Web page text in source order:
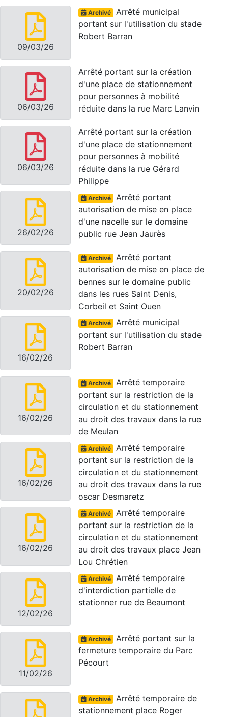
09/03/26
Archivé Arrêté municipal
portant sur l'utilisation du stade
Robert Barran
06/03/26
Arrêté portant sur la création
d'une place de stationnement
pour personnes à mobilité
réduite dans la rue Marc Lanvin
06/03/26
Arrêté portant sur la création
d'une place de stationnement
pour personnes à mobilité
réduite dans la rue Gérard
Philippe
26/02/26
Archivé Arrêté portant
autorisation de mise en place
d'une nacelle sur le domaine
public rue Jean Jaurès
20/02/26
Archivé Arrêté portant
autorisation de mise en place de
bennes sur le domaine public
dans les rues Saint Denis,
Corbeil et Saint Ouen
16/02/26
Archivé Arrêté municipal
portant sur l'utilisation du stade
Robert Barran
16/02/26
Archivé Arrêté temporaire
portant sur la restriction de la
circulation et du stationnement
au droit des travaux dans la rue
de Meulan
16/02/26
Archivé Arrêté temporaire
portant sur la restriction de la
circulation et du stationnement
au droit des travaux dans la rue
oscar Desmaretz
16/02/26
Archivé Arrêté temporaire
portant sur la restriction de la
circulation et du stationnement
au droit des travaux place Jean
Lou Chrétien
12/02/26
Archivé Arrêté temporaire
d'interdiction partielle de
stationner rue de Beaumont
11/02/26
Archivé Arrêté portant sur la
fermeture temporaire du Parc
Pécourt
Archivé Arrêté temporaire de
stationnement place Roger